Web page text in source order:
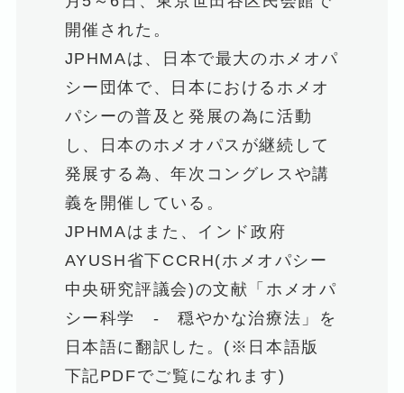
開催された。
JPHMAは、日本で最大のホメオパ
シー団体で、日本におけるホメオ
パシーの普及と発展の為に活動
し、日本のホメオパスが継続して
発展する為、年次コングレスや講
義を開催している。
JPHMAはまた、インド政府
AYUSH省下CCRH(ホメオパシー
中央研究評議会)の文献「ホメオパ
シー科学 - 穏やかな治療法」を
日本語に翻訳した。(※日本語版
下記PDFでご覧になれます)